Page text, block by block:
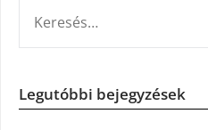
Legutóbbi bejegyzések